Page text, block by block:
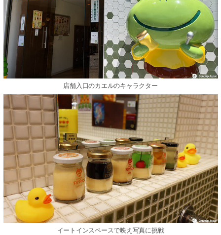
店舗入口のカエルのキャラクター
イートインスペースで映え写真に挑戦